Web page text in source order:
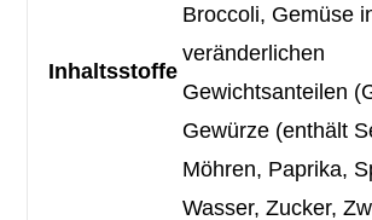
Inhaltsstoffe
Broccoli, Gemüse
veränderlichen
Gewichtsanteilen
Gewürze (enthält
Möhren, Paprika,
Wasser, Zucker,